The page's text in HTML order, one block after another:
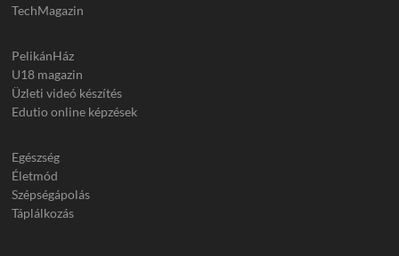
TechMagazin
PelikánHáz
U18 magazin
Üzleti videó készítés
Edutio online képzések
Egészség
Életmód
Szépségápolás
Táplálkozás